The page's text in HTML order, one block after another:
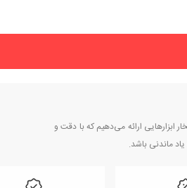
ابزارهایی ارائه می‌دهیم که با دقت و
ماندنی باشد.